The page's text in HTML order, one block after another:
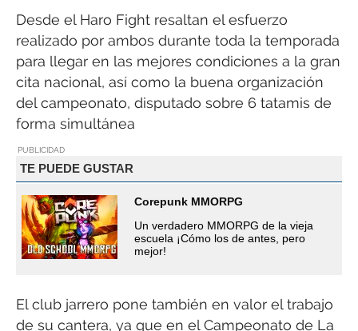
Desde el Haro Fight resaltan el esfuerzo
realizado por ambos durante toda la temporada
para llegar en las mejores condiciones a la gran
cita nacional, así como la buena organización
del campeonato, disputado sobre 6 tatamis de
forma simultánea
PUBLICIDAD
TE PUEDE GUSTAR
Corepunk MMORPG
Un verdadero MMORPG de la vieja
escuela ¡Cómo los de antes, pero
mejor!
El club jarrero pone también en valor el trabajo
de su cantera, ya que en el Campeonato de La